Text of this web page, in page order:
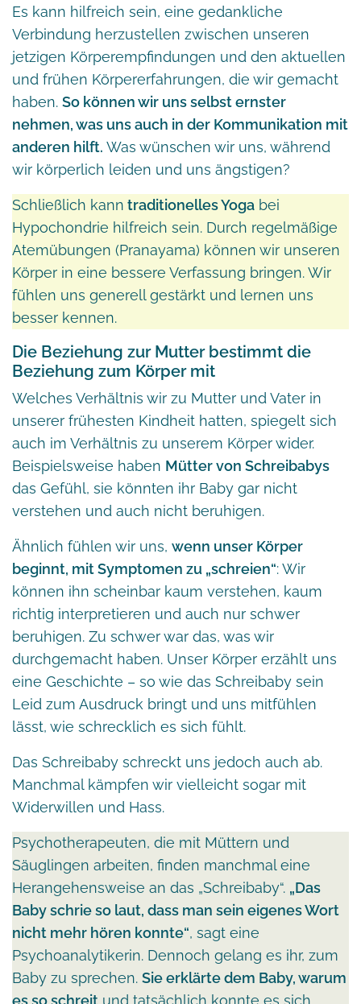
Es kann hilfreich sein, eine gedankliche
Verbindung herzustellen zwischen unseren
jetzigen Körperempfindungen und den aktuellen
und frühen Körpererfahrungen, die wir gemacht
haben. So können wir uns selbst ernster
nehmen, was uns auch in der Kommunikation mit
anderen hilft. Was wünschen wir uns, während
wir körperlich leiden und uns ängstigen?
Schließlich kann traditionelles Yoga bei
Hypochondrie hilfreich sein. Durch regelmäßige
Atemübungen (Pranayama) können wir unseren
Körper in eine bessere Verfassung bringen. Wir
fühlen uns generell gestärkt und lernen uns
besser kennen.
Die Beziehung zur Mutter bestimmt die
Beziehung zum Körper mit
Welches Verhältnis wir zu Mutter und Vater in
unserer frühesten Kindheit hatten, spiegelt sich
auch im Verhältnis zu unserem Körper wider.
Beispielsweise haben Mütter von Schreibabys
das Gefühl, sie könnten ihr Baby gar nicht
verstehen und auch nicht beruhigen.
Ähnlich fühlen wir uns, wenn unser Körper
beginnt, mit Symptomen zu „schreien“: Wir
können ihn scheinbar kaum verstehen, kaum
richtig interpretieren und auch nur schwer
beruhigen. Zu schwer war das, was wir
durchgemacht haben. Unser Körper erzählt uns
eine Geschichte – so wie das Schreibaby sein
Leid zum Ausdruck bringt und uns mitfühlen
lässt, wie schrecklich es sich fühlt.
Das Schreibaby schreckt uns jedoch auch ab.
Manchmal kämpfen wir vielleicht sogar mit
Widerwillen und Hass.
Psychotherapeuten, die mit Müttern und
Säuglingen arbeiten, finden manchmal eine
Herangehensweise an das „Schreibaby“. „Das
Baby schrie so laut, dass man sein eigenes Wort
nicht mehr hören konnte“, sagt eine
Psychoanalytikerin. Dennoch gelang es ihr, zum
Baby zu sprechen. Sie erklärte dem Baby, warum
es so schreit und tatsächlich konnte es sich